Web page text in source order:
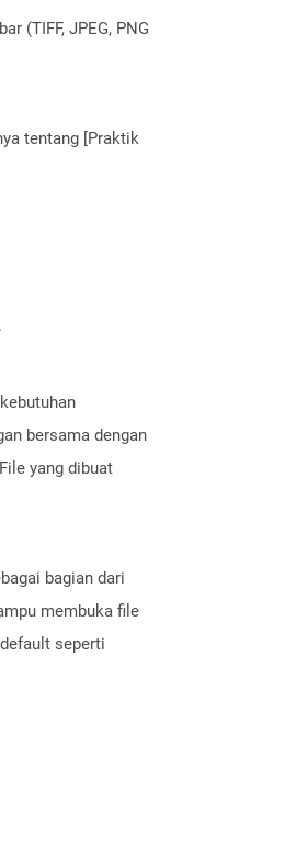
(TIFF, JPEG, PNG
tentang [Praktik
bersama dengan
yang dibuat
bagian dari
membuka file
seperti